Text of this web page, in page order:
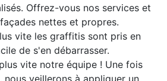
Offrez-vous nos services et
nettes et propres.
vite les graffitis sont pris en
de s'en débarrasser.
vite notre équipe ! Une fois
nous veillerons à appliquer un